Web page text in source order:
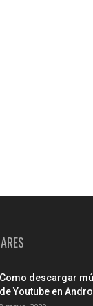
Como descargar
de Youtube en